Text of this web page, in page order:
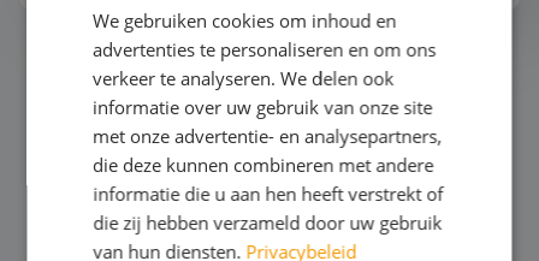
We gebruiken cookies om inhoud en
advertenties te personaliseren en om ons
verkeer te analyseren. We delen ook
informatie over uw gebruik van onze site
met onze advertentie- en analysepartners,
die deze kunnen combineren met andere
informatie die u aan hen heeft verstrekt of
die zij hebben verzameld door uw gebruik
van hun diensten. Privacybeleid